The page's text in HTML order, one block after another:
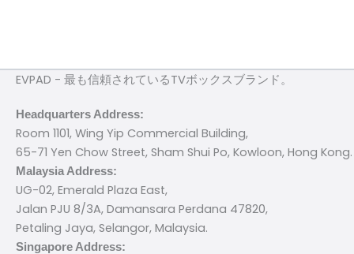
EVPAD - 最も信頼されているTVボックスブランド。
Headquarters Address:
Room 1101, Wing Yip Commercial Building,
65-71 Yen Chow Street, Sham Shui Po, Kowloon, Hong Kong.
Malaysia Address:
UG-02, Emerald Plaza East,
Jalan PJU 8/3A, Damansara Perdana 47820,
Petaling Jaya, Selangor, Malaysia.
Singapore Address: